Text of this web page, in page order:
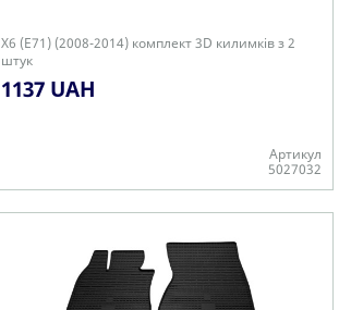
X6 (E71) (2008-2014) комплект 3D килимків з 2
штук
1137 UAH
Артикул
5027032